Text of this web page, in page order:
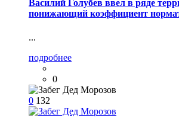
Василий Голубев ввел в ряде
понижающий коэффициент
...
подробнее
0
0 132